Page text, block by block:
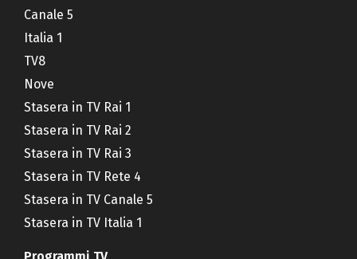
Canale 5
Italia 1
TV8
Nove
Stasera in TV Rai 1
Stasera in TV Rai 2
Stasera in TV Rai 3
Stasera in TV Rete 4
Stasera in TV Canale 5
Stasera in TV Italia 1